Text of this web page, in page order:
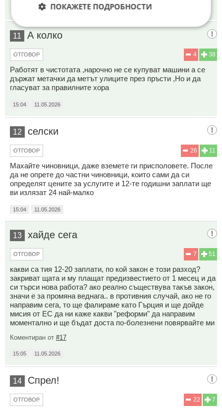
11.05.2026
11 А колко
38
4
ОТГОВОР
Работят в чистотата ,нарочно не се купуват машини а се
държат метачки да метът улиците през пръсти ,Но и да
гласуват за правилните хора
15:04 11.05.2026
12 селски
11
26
ОТГОВОР
Махайте чиновници, даже вземете ги присполовете. После
да не опрете до частни чиновници, които сами да си
определят цените за услугите и 12-те годишни заплати ще
ви излязат 24 най-малко
15:04 11.05.2026
13 хайде сега
51
7
ОТГОВОР
какви са тия 12-20 заплати, по кой закон е този разход?
закриват щата и му плащат предизвестието от 1 месец и да
си търси нова работа? ако реално съществува такъв закон,
значи е за промяна веднага.. в противния случай, ако не го
направим сега, то ще фалираме като Гърция и ще дойде
мисия от ЕС да ни каже какви "реформи" да направим
моментално и ще бъдат доста по-болезнени повярвайте ми
Коментиран от #17
15:05 11.05.2026
14 Спрел!
7
22
ОТГОВОР
ПОКАЖЕТЕ ПОДРОБНОСТИ